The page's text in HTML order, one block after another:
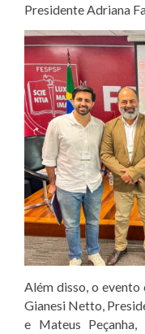
Presidente Adriana
Além disso, o
Gianesi Netto,
e Mateus